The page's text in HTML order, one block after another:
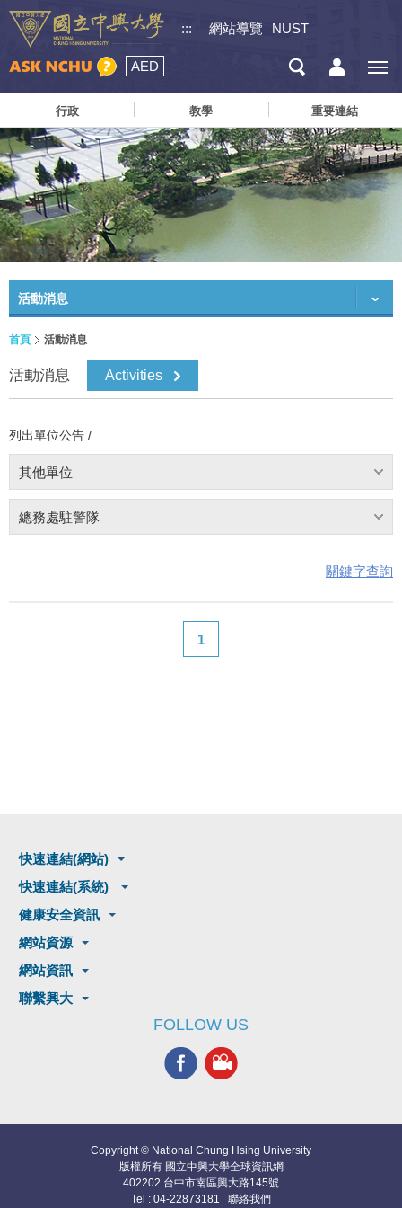
::: 網站導覽 NUST
AED
行政 教學 重要連結
活動消息
首頁 活動消息
活動消息 Activities
列出單位公告 /
其他單位
總務處駐警隊
關鍵字查詢
1
快速連結(網站)
快速連結(系統)
健康安全資訊
網站資源
網站資訊
聯繫興大
FOLLOW US
Copyright © National Chung Hsing University
版權所有 國立中興大學全球資訊網
402202 台中市南區興大路145號
Tel : 04-22873181 聯絡我們